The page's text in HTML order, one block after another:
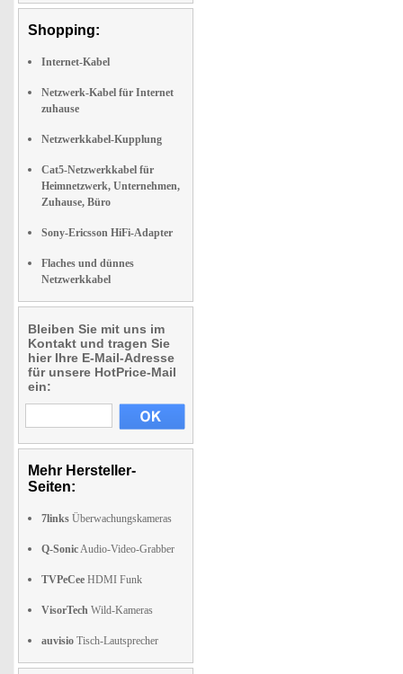
Shopping:
Internet-Kabel
Netzwerk-Kabel für Internet
zuhause
Netzwerkkabel-Kupplung
Cat5-Netzwerkkabel für
Heimnetzwerk, Unternehmen,
Zuhause, Büro
Sony-Ericsson HiFi-Adapter
Flaches und dünnes
Netzwerkkabel
Bleiben Sie mit uns im
Kontakt und tragen Sie
hier Ihre E-Mail-Adresse
für unsere HotPrice-Mail
ein:
Mehr Hersteller-
Seiten:
7links Überwachungskameras
Q-SonicAudio-Video-Grabber
TVPeCee HDMI Funk
VisorTech Wild-Kameras
auvisio Tisch-Lautsprecher